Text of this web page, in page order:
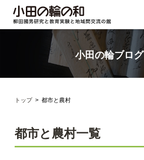
小田の輪ブログ
トップ 都市と農村
都市と農村一覧